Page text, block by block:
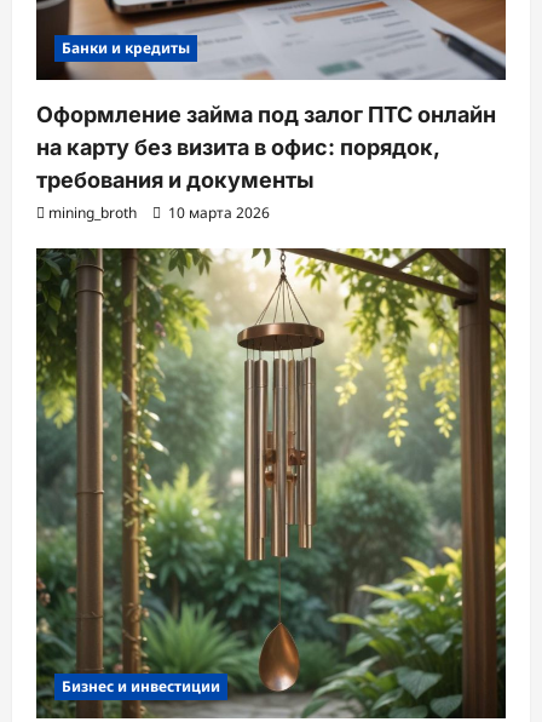
Банки и кредиты
Оформление займа под залог ПТС онлайн
на карту без визита в офис: порядок,
требования и документы
mining_broth 10 марта 2026
Бизнес и инвестиции